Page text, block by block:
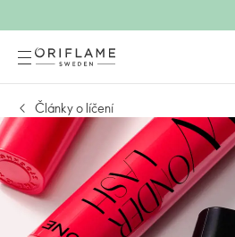
Články o líčení